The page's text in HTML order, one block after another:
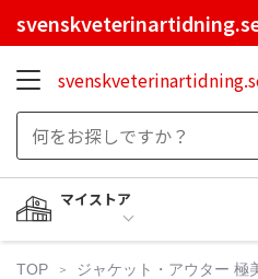
マイストア
TOP ジャケット・アウター 極